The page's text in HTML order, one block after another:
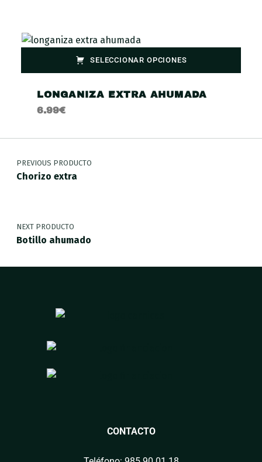
SELECCIONAR OPCIONES
LONGANIZA EXTRA AHUMADA
6.99€
PREVIOUS PRODUCTO
Chorizo extra
NEXT PRODUCTO
Botillo ahumado
CONTACTO